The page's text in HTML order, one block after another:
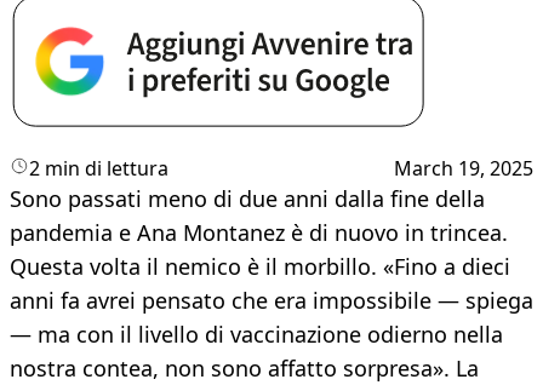
2 min di lettura March 19, 2025
Sono passati meno di due anni dalla fine della
pandemia e Ana Montanez è di nuovo in trincea.
Questa volta il nemico è il morbillo. «Fino a dieci
anni fa avrei pensato che era impossibile — spiega
— ma con il livello di vaccinazione odierno nella
nostra contea, non sono affatto sorpresa». La